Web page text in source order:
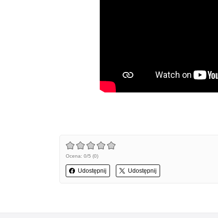
Ocena: 0/5 (0)
Udostępnij Udostępnij